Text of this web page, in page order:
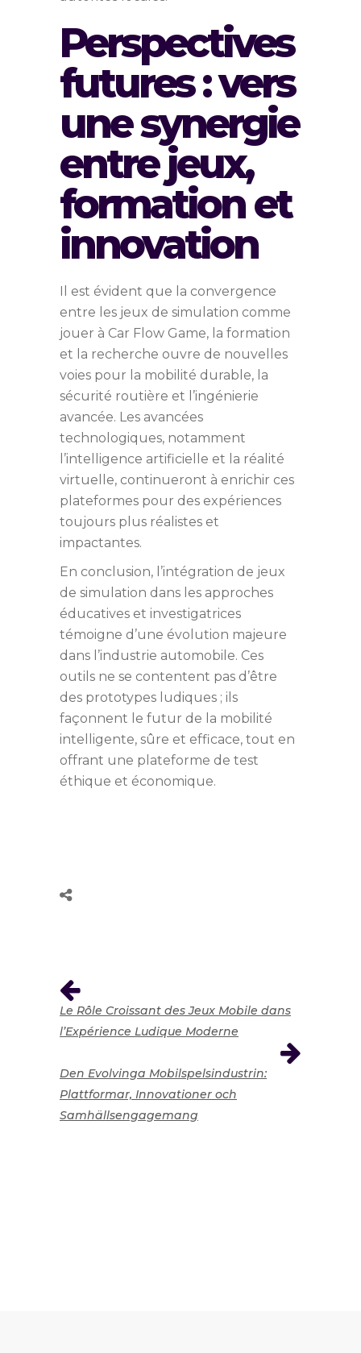
Perspectives
futures : vers
une synergie
entre jeux,
formation et
innovation
Il est évident que la convergence
entre les jeux de simulation comme
jouer à Car Flow Game, la formation
et la recherche ouvre de nouvelles
voies pour la mobilité durable, la
sécurité routière et l’ingénierie
avancée. Les avancées
technologiques, notamment
l’intelligence artificielle et la réalité
virtuelle, continueront à enrichir ces
plateformes pour des expériences
toujours plus réalistes et
impactantes.
En conclusion, l’intégration de jeux
de simulation dans les approches
éducatives et investigatrices
témoigne d’une évolution majeure
dans l’industrie automobile. Ces
outils ne se contentent pas d’être
des prototypes ludiques ; ils
façonnent le futur de la mobilité
intelligente, sûre et efficace, tout en
offrant une plateforme de test
éthique et économique.
Le Rôle Croissant des Jeux Mobile dans
l’Expérience Ludique Moderne
Den Evolvinga Mobilspelsindustrin:
Plattformar, Innovationer och
Samhällsengagemang